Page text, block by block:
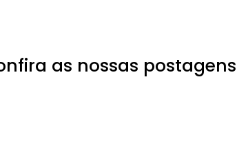
as nossas